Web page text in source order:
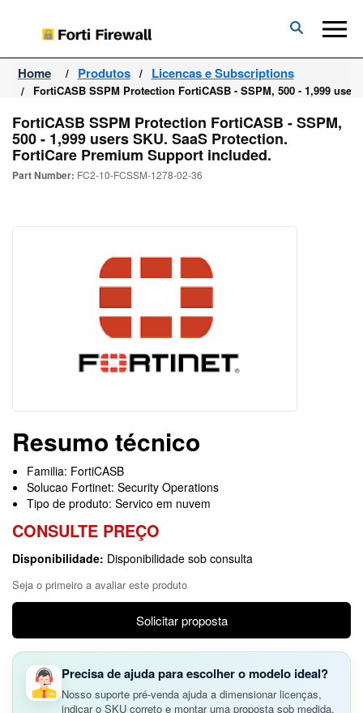
Forti
Firewall
Home Produtos Licencas e Subscriptions
FortiCASB SSPM Protection FortiCASB - SSPM, 500 - 1,999
FortiCASB SSPM Protection FortiCASB - SSPM,
500 - 1,999 users SKU. SaaS Protection.
FortiCare Premium Support included.
Part Number: FC2-10-FCSSM-1278-02-36
Resumo técnico
Familia: FortiCASB
Solucao Fortinet: Security Operations
Tipo de produto: Servico em nuvem
CONSULTE PREÇO
Disponibilidade: Disponibilidade sob consulta
Seja o primeiro a avaliar este produto
Solicitar proposta
Precisa de ajuda para escolher o modelo ideal?
Nosso suporte pré-venda ajuda a dimensionar licenças,
indicar o SKU correto e montar uma proposta sob medida.